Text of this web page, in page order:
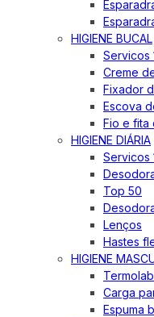
HIGIENE BUCAL
Servicos
Creme
Fixador
Escova
Fio e fita
HIGIENE DIÁRIA
Servicos
Top 50
Lenços
Hastes
HIGIENE
Carga
Espuma